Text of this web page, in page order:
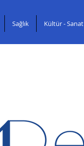
Sağlık Kültür - Sanat